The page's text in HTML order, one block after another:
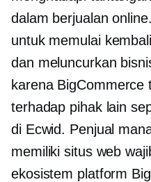
dalam berjualan
untuk memulai
dan meluncurkan
karena BigCommerce
terhadap pihak lain
di Ecwid. Penjual
memiliki situs web
ekosistem platform